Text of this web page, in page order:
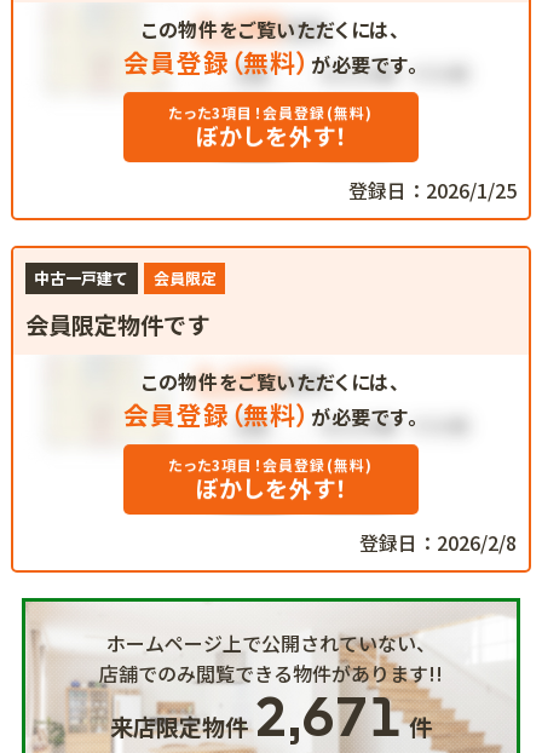
この物件をご覧いただくには、
会員登録（無料） が必要です。
たった3項目！会員登録(無料)
ぼかしを外す！
登録日：2026/1/25
中古一戸建て 会員限定
会員限定物件です
この物件をご覧いただくには、
会員登録（無料） が必要です。
たった3項目！会員登録(無料)
ぼかしを外す！
登録日：2026/2/8
ホームページ上で公開されていない、
店舗でのみ閲覧できる物件があります!!
来店限定物件2,671件